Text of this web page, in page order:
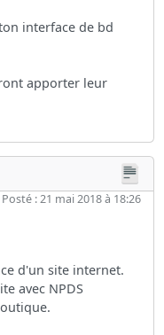
interface de bd
apporter leur
Posté : 21 mai 2018 à 18:26
d'un site internet.
avec NPDS